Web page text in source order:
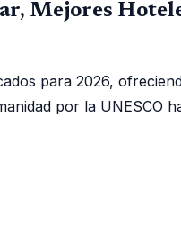
Mejores
para 2026,
por la